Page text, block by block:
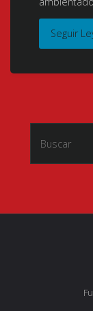
Seguir